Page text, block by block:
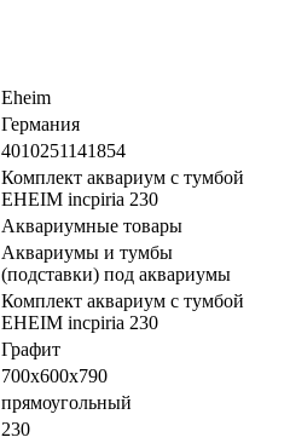
Eheim
Германия
4010251141854
Комплект аквариум с тумбой
EHEIM incpiria 230
Аквариумные товары
Аквариумы и тумбы
(подставки) под аквариумы
Комплект аквариум с тумбой
EHEIM incpiria 230
Графит
700x600x790
прямоугольный
230